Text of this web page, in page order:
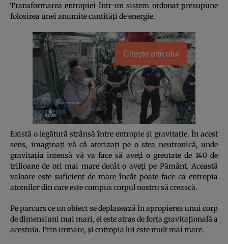
Transformarea entropiei într-un sistem ordonat presupune
folosirea unei anumite cantităţi de energie.
Citește articolul
Există o legătură strânsă între entropie şi gravitaţie. În acest
sens, imaginaţi-vă că aterizaţi pe o stea neutronică, unde
gravitaţia intensă vă va face să aveţi o greutate de 140 de
trilioane de ori mai mare decât o aveţi pe Pământ. Această
valoare este suficient de mare încât poate face ca entropia
atomilor din care este compus corpul nostru să crească.
Pe parcurs ce un obiect se deplasează în apropierea unui corp
de dimensiuni mai mari, el este atras de forţa gravitaţională a
acestuia. Prin urmare, şi entropia lui este mult mai mare.